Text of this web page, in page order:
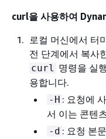
curl을 사용하여
로컬 머신에서 터
전 단계에서 복사
curl 명령을 실
용합니다.
-H : 요청에
서 이는 콘텐
-d : 요청 본